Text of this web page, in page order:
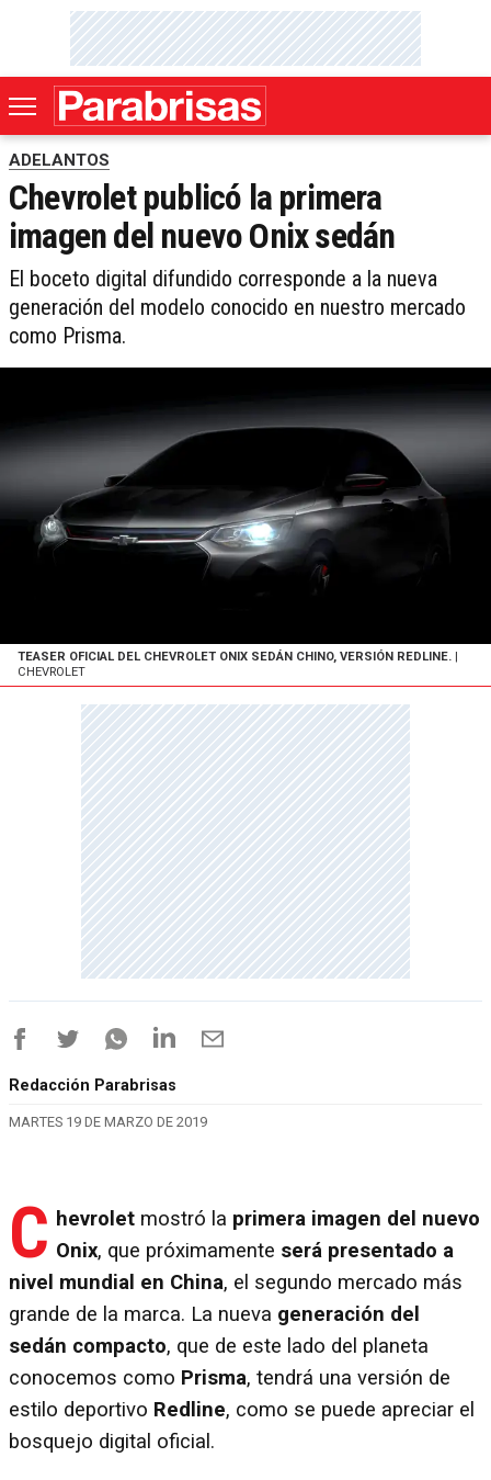
ADELANTOS
Chevrolet publicó la primera
imagen del nuevo Onix sedán
El boceto digital difundido corresponde a la nueva
generación del modelo conocido en nuestro mercado
como Prisma.
TEASER OFICIAL DEL CHEVROLET ONIX SEDÁN CHINO, VERSIÓN REDLINE.
CHEVROLET
Redacción Parabrisas
MARTES 19 DE MARZO DE 2019
C hevrolet mostró la primera imagen del nuevo
Onix, que próximamente será presentado a
nivel mundial en China, el segundo mercado más
grande de la marca. La nueva generación del
sedán compacto, que de este lado del planeta
conocemos como Prisma, tendrá una versión de
estilo deportivo Redline, como se puede apreciar el
bosquejo digital oficial.